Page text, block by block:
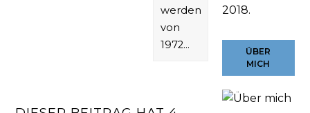
werden
von
1972…
2018.
ÜBER
MICH